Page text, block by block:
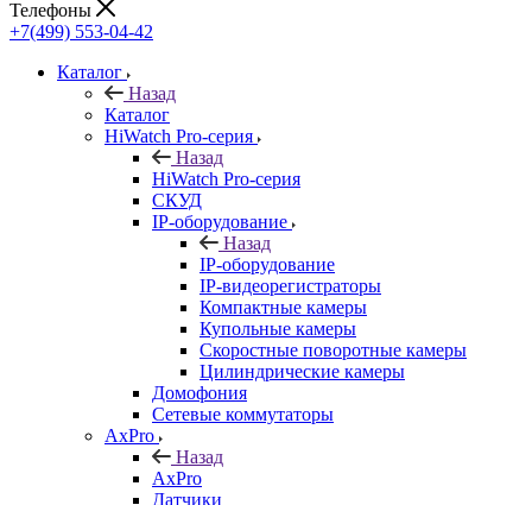
Телефоны
+7(499) 553-04-42
Каталог
Назад
Каталог
HiWatch Pro-серия
Назад
HiWatch Pro-серия
CКУД
IP-оборудование
Назад
IP-оборудование
IP-видеорегистраторы
Компактные камеры
Купольные камеры
Скоростные поворотные камеры
Цилиндрические камеры
Домофония
Сетевые коммутаторы
AxPro
Назад
AxPro
Датчики